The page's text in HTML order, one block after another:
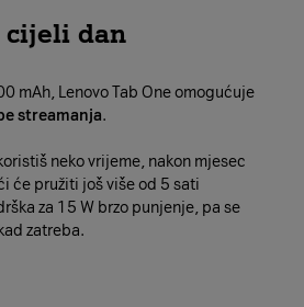
cijeli dan
mAh, Lenovo Tab One omogućuje
streamanja.
neko vrijeme, nakon mjesec
će pružiti još više od 5 sati
za 15 W brzo punjenje, pa se
zatreba.